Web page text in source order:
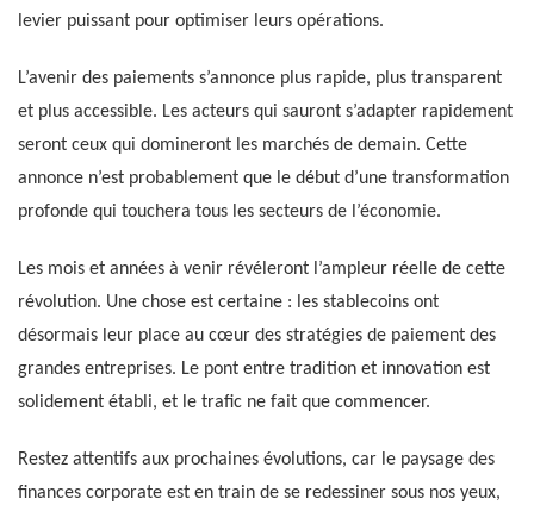
levier puissant pour optimiser leurs opérations.
L’avenir des paiements s’annonce plus rapide, plus transparent
et plus accessible. Les acteurs qui sauront s’adapter rapidement
seront ceux qui domineront les marchés de demain. Cette
annonce n’est probablement que le début d’une transformation
profonde qui touchera tous les secteurs de l’économie.
Les mois et années à venir révéleront l’ampleur réelle de cette
révolution. Une chose est certaine : les stablecoins ont
désormais leur place au cœur des stratégies de paiement des
grandes entreprises. Le pont entre tradition et innovation est
solidement établi, et le trafic ne fait que commencer.
Restez attentifs aux prochaines évolutions, car le paysage des
finances corporate est en train de se redessiner sous nos yeux,